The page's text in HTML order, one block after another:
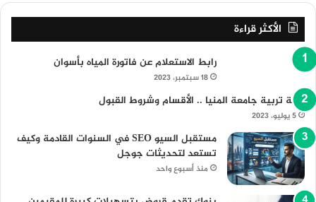
الأكثر قراءة
رابط الاستعلام عن فاتورة المياه بأسوان
18 سبتمبر، 2023
كلية تربية جامعة المنيا .. الأقسام وشروط القبول
5 يوليو، 2023
مستقبل السيو SEO في السنوات القادمة وكيف
تستعد لتحديثات جوجل
منذ أسبوع واحد